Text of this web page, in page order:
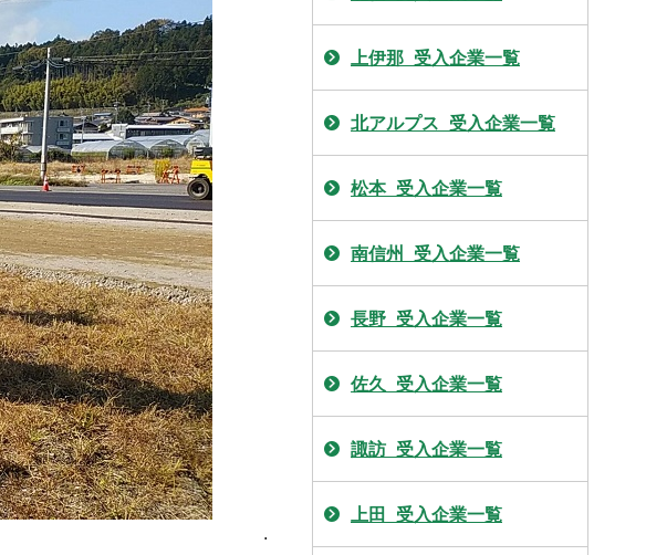
.
上伊那_受入企業一覧
北アルプス_受入企業一覧
松本_受入企業一覧
南信州_受入企業一覧
長野_受入企業一覧
佐久_受入企業一覧
諏訪_受入企業一覧
上田_受入企業一覧